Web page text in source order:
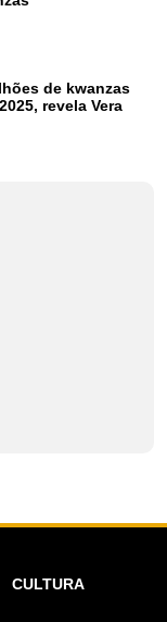
de kwanzas
revela Vera
CULTURA